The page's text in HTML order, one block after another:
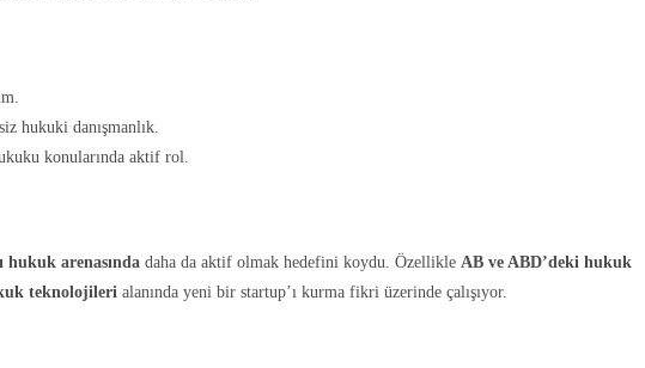
hukuki danışmanlık.
konularında aktif rol.
hukuk arenasında daha da aktif olmak hedefini koydu. Özellikle AB ve ABD’deki hukuk
teknolojileri alanında yeni bir startup’ı kurma fikri üzerinde çalışıyor.